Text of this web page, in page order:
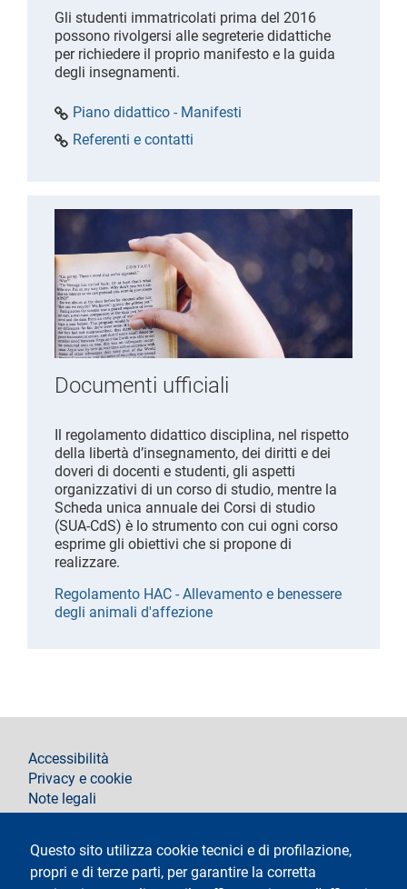
Gli studenti immatricolati prima del 2016
possono rivolgersi alle segreterie didattiche
per richiedere il proprio manifesto e la guida
degli insegnamenti.
Piano didattico - Manifesti
Referenti e contatti
Documenti ufficiali
Il regolamento didattico disciplina, nel rispetto
della libertà d’insegnamento, dei diritti e dei
doveri di docenti e studenti, gli aspetti
organizzativi di un corso di studio, mentre la
Scheda unica annuale dei Corsi di studio
(SUA-CdS) è lo strumento con cui ogni corso
esprime gli obiettivi che si propone di
realizzare.
Regolamento HAC - Allevamento e benessere
degli animali d'affezione
Questo sito utilizza cookie tecnici e di profilazione,
propri e di terze parti, per garantire la corretta
footer
Accessibilità
Privacy e cookie
Note legali